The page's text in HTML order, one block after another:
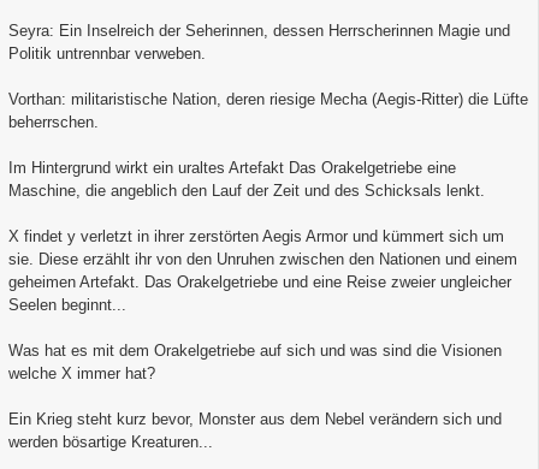
Seyra: Ein Inselreich der Seherinnen, dessen Herrscherinnen Magie und
Politik untrennbar verweben.
Vorthan: militaristische Nation, deren riesige Mecha (Aegis-Ritter) die Lüfte
beherrschen.
Im Hintergrund wirkt ein uraltes Artefakt Das Orakelgetriebe eine
Maschine, die angeblich den Lauf der Zeit und des Schicksals lenkt.
X findet y verletzt in ihrer zerstörten Aegis Armor und kümmert sich um
sie. Diese erzählt ihr von den Unruhen zwischen den Nationen und einem
geheimen Artefakt. Das Orakelgetriebe und eine Reise zweier ungleicher
Seelen beginnt...
Was hat es mit dem Orakelgetriebe auf sich und was sind die Visionen
welche X immer hat?
Ein Krieg steht kurz bevor, Monster aus dem Nebel verändern sich und
werden bösartige Kreaturen...